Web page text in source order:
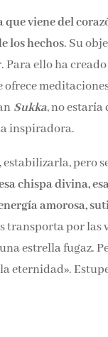
viene del
los hechos. Su
Para ello ha
ofrece
Sukka, no estaría
inspiradora.
pero
chispa divina,
amorosa,
por las
estrella fugaz.
eternidad».